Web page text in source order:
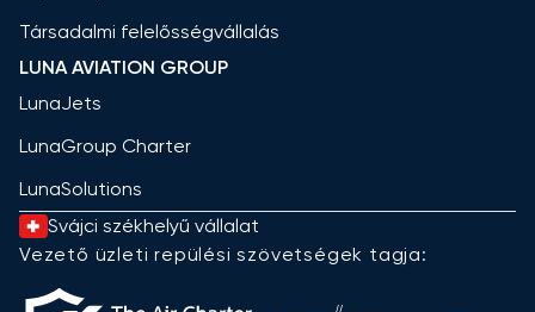
Társadalmi felelősségvállalás
LUNA AVIATION GROUP
LunaJets
LunaGroup Charter
LunaSolutions
Svájci székhelyű vállalat
Vezető üzleti repülési szövetségek tagja: